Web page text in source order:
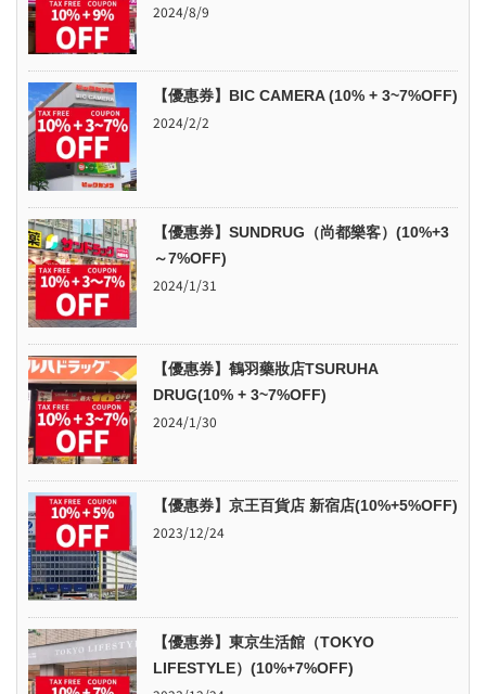
2024/8/9
【優惠券】BIC CAMERA (10% + 3~7%OFF)
2024/2/2
【優惠券】SUNDRUG（尚都樂客）(10%+3
～7%OFF)
2024/1/31
【優惠券】鶴羽藥妝店TSURUHA
DRUG(10% + 3~7%OFF)
2024/1/30
【優惠券】京王百貨店 新宿店(10%+5%OFF)
2023/12/24
【優惠券】東京生活館（TOKYO
LIFESTYLE）(10%+7%OFF)